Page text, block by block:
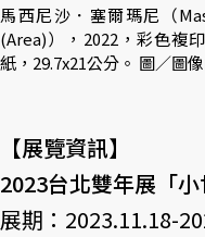
馬西尼沙．塞爾瑪尼（
(Area)），2022，彩色複
紙，29.7x21公分。 圖／圖
【展覽資訊】
2023台北雙年展「小
展期：2023.11.18-